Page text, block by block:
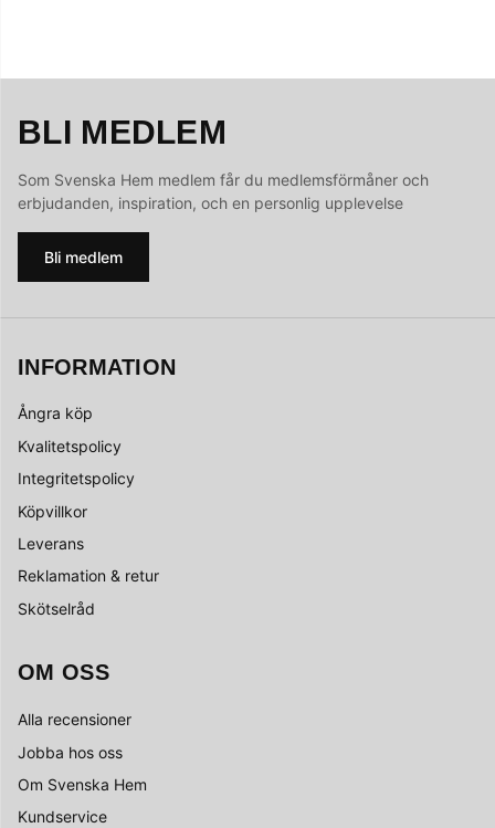
BLI MEDLEM
Som Svenska Hem medlem får du medlemsförmåner och
erbjudanden, inspiration, och en personlig upplevelse
Bli medlem
INFORMATION
Ångra köp
Kvalitetspolicy
Integritetspolicy
Köpvillkor
Leverans
Reklamation & retur
Skötselråd
OM OSS
Alla recensioner
Jobba hos oss
Om Svenska Hem
Kundservice